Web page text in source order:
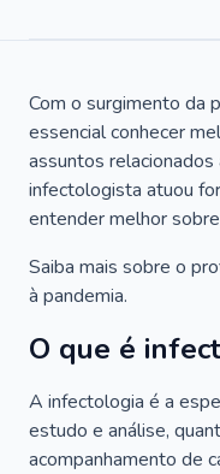
Com o surgimento da
essencial conhecer
assuntos
infectologista atuou
entender melhor
Saiba mais sobre o
à pandemia.
O que é
A infectologia é a
estudo e análise,
acompanhamento de